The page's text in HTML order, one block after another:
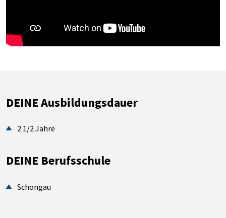
DEINE Ausbildungsdauer
2 1/2 Jahre
DEINE Berufsschule
Schongau